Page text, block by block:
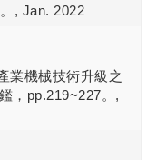
, Jan. 2022
業機械技術升級之
，pp.219~227。,